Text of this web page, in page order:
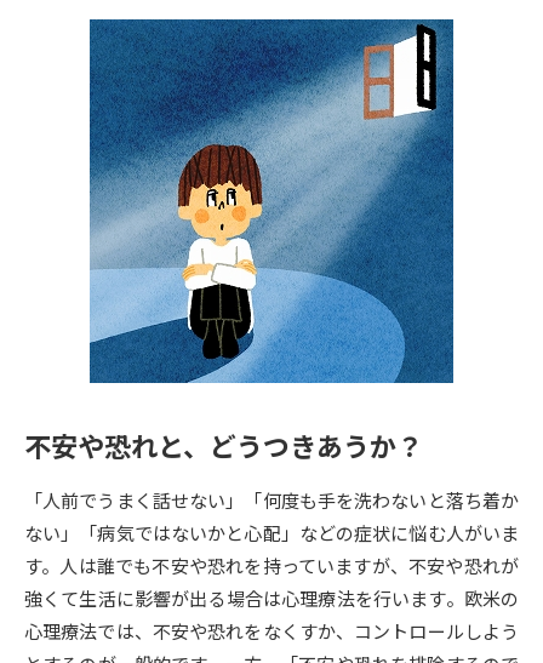
総合型選抜・学校推薦型選抜 募
集要項＆願書
大学入学共通テスト利用選抜の
募集要項＆願書
過去問題集
大学・短大以外の資料から請求
専門学校の資料請求 大学院の資料請求
留学・進学関連、塾・予備校
大学入学共通テスト「受験案
内」の請求
大学入学共通テスト「受験上の
配慮案内」の請求
高等学校卒業程度認定試験
幼稚園教員資格認定試験 小学校教員資格認定試験
高等学校（情報）教員資格認定
試験
大学研究 大学検索
不安や恐れと、どうつきあうか？
「人前でうまく話せない」「何度も手を洗わないと落ち着か
ない」「病気ではないかと心配」などの症状に悩む人がいま
す。人は誰でも不安や恐れを持っていますが、不安や恐れが
強くて生活に影響が出る場合は心理療法を行います。欧米の
心理療法では、不安や恐れをなくすか、コントロールしよう